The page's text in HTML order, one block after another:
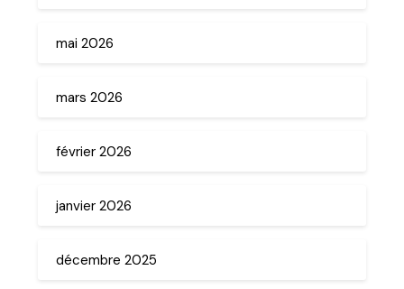
mai 2026
mars 2026
février 2026
janvier 2026
décembre 2025